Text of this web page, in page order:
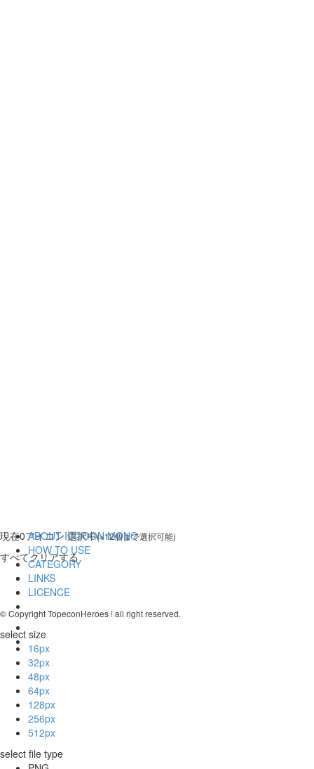
現在0アイコン 選択中(※12個まで選択可能)
すべてクリアする
select size
16px
32px
48px
64px
128px
256px
512px
select file type
ABOUT ICOOON MONO
HOW TO USE
CATEGORY
LINKS
LICENCE
© Copyright TopeconHeroes ! all right reserved.